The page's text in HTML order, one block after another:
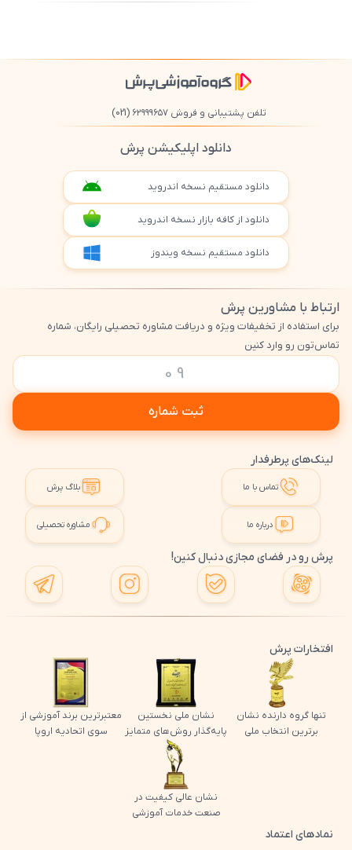
تلفن پشتیبانی و فروش ۶۲۹۹۹۶۵۷ (021)
دانلود اپلیکیشن پرش
دانلود مستقیم نسخه اندروید
دانلود از کافه بازار نسخه اندروید
دانلود مستقیم نسخه ویندوز
ارتباط با مشاورین پرش
برای استفاده از تخفیفات ویژه و دریافت مشاوره تحصیلی رایگان، شماره
تماس‌تون رو وارد کنین
ثبت شماره
لینک‌های پرطرفدار
تماس با ما بلاگ پرش
درباره ما مشاوره تحصیلی
پرش رو در فضای مجازی دنبال کنین!
افتخارات پرش
تنها گروه دارنده نشان
برترین انتخاب ملی
نشان ملی نخستین
پایه‌گذار روش‌های متمایز
معتبرترین برند آموزشی از
سوی اتحادیه اروپا
نشان عالی کیفیت در
صنعت خدمات آموزشی
نمادهای اعتماد